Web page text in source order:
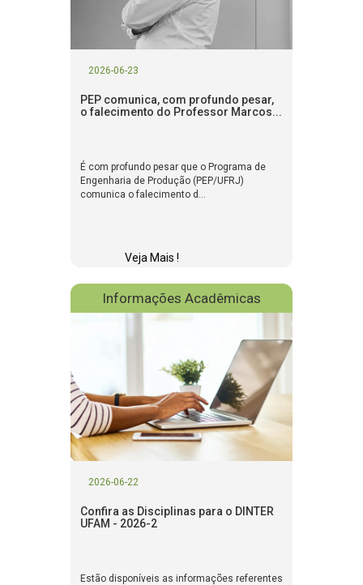
2026-06-23
PEP comunica, com profundo pesar,
o falecimento do Professor Marcos...
É com profundo pesar que o Programa de
Engenharia de Produção (PEP/UFRJ)
comunica o falecimento d...
Veja Mais !
Informações Acadêmicas
2026-06-22
Confira as Disciplinas para o DINTER
UFAM - 2026-2
Estão disponíveis as informações referentes